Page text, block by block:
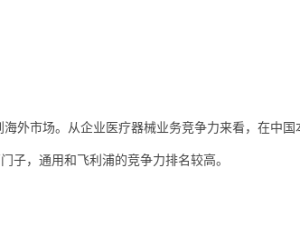
外市场。从企业医疗器械业务竞争力来看，在中国
子，通用和飞利浦的竞争力排名较高。